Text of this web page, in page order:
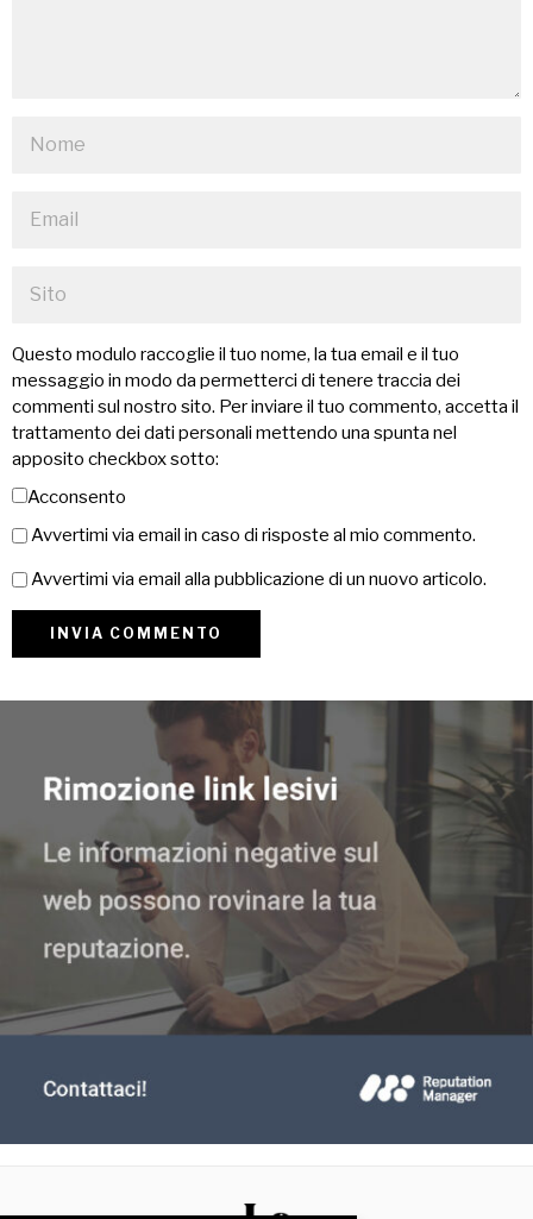
Questo modulo raccoglie il tuo nome, la tua email e il tuo
messaggio in modo da permetterci di tenere traccia dei
commenti sul nostro sito. Per inviare il tuo commento, accetta il
trattamento dei dati personali mettendo una spunta nel
apposito checkbox sotto:
Acconsento
Avvertimi via email in caso di risposte al mio commento.
Avvertimi via email alla pubblicazione di un nuovo articolo.